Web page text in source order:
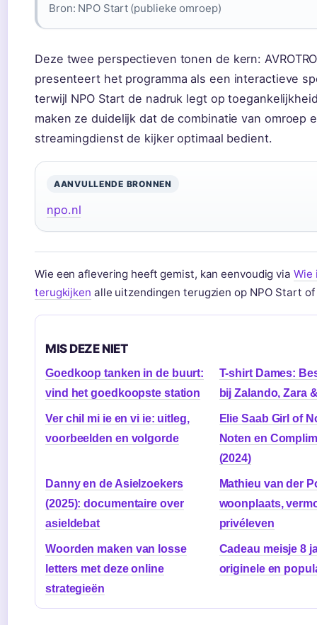
Bron: NPO Start (publieke omroep)
Deze twee perspectieven tonen de kern:
presenteert het programma als een interactieve
terwijl NPO Start de nadruk legt op
maken ze duidelijk dat de combinatie van omroep
streamingdienst de kijker optimaal bedient.
AANVULLENDE BRONNEN
npo.nl
Wie een aflevering heeft gemist, kan eenvoudig via Wie
terugkijken alle uitzendingen terugzien op NPO Start of
MIS DEZE NIET
Goedkoop tanken in de buurt:
vind het goedkoopste station
T-shirt Dames:
bij Zalando, Zara
Ver chil mi ie en vi ie: uitleg,
voorbeelden en volgorde
Elie Saab Girl of
Noten en
(2024)
Danny en de Asielzoekers
(2025): documentaire over
asieldebat
Mathieu van der
woonplaats,
privéleven
Woorden maken van losse
letters met deze online
strategieën
Cadeau meisje 8
originele en